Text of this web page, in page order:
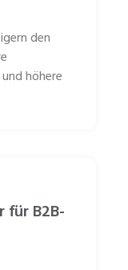
den
höhere
für B2B-